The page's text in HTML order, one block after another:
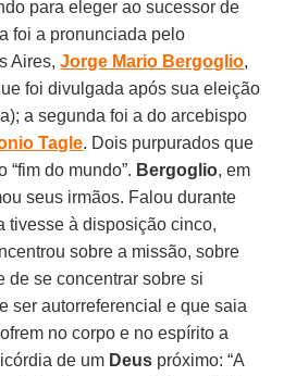
para eleger ao sucessor de
foi a pronunciada pelo
Aires,Jorge Mario Bergoglio,
foi divulgada após sua eleição
a segunda foi a do arcebispo
Tagle. Dois purpurados que
“fim do mundo”. Bergoglio, em
seus irmãos. Falou durante
tivesse à disposição cinco,
sobre a missão, sobre
de se concentrar sobre si
ser autorreferencial e que saia
no corpo e no espírito a
de um Deus próximo: “A